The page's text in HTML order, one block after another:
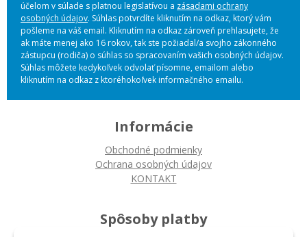
účelom v súlade s platnou legislatívou a zásadami ochrany
osobných údajov. Súhlas potvrdíte kliknutím na odkaz, ktorý vám
pošleme na váš email. Kliknutím na odkaz zároveň prehlasujete, že
ak máte menej ako 16 rokov, tak ste požiadal/a svojho zákonného
zástupcu (rodiča) o súhlas so spracovaním vašich osobných údajov.
Súhlas môžete kedykoľvek odvolať písomne, emailom alebo
kliknutím na odkaz z ktoréhokoľvek informačného emailu.
Informácie
Obchodné podmienky
Ochrana osobných údajov
KONTAKT
Spôsoby platby